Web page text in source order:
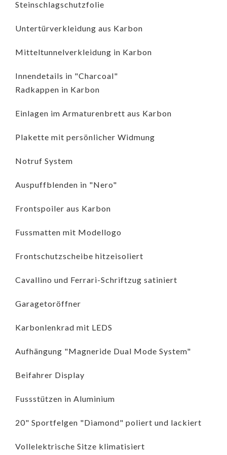
Steinschlagschutzfolie
Untertürverkleidung aus Karbon
Mitteltunnelverkleidung in Karbon
Innendetails in "Charcoal"
Radkappen in Karbon
Einlagen im Armaturenbrett aus Karbon
Plakette mit persönlicher Widmung
Notruf System
Auspuffblenden in "Nero"
Frontspoiler aus Karbon
Fussmatten mit Modellogo
Frontschutzscheibe hitzeisoliert
Cavallino und Ferrari-Schriftzug satiniert
Garagetoröffner
Karbonlenkrad mit LEDS
Aufhängung "Magneride Dual Mode System"
Beifahrer Display
Fussstützen in Aluminium
20" Sportfelgen "Diamond" poliert und lackiert
Vollelektrische Sitze klimatisiert